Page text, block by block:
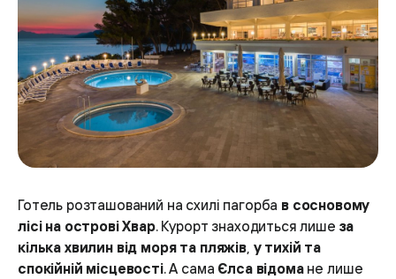
Готель розташований на схилі пагорба в сосновому
лісі на острові Хвар. Курорт знаходиться лише за
кілька хвилин від моря та пляжів, у тихій та
спокійній місцевості. А сама Єлса відома не лише